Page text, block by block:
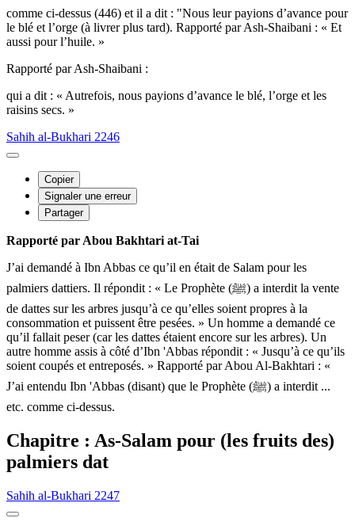
comme ci-dessus (446) et il a dit : "Nous leur payions d’avance pour
le blé et l’orge (à livrer plus tard). Rapporté par Ash-Shaibani : « Et
aussi pour l’huile. »
Rapporté par Ash-Shaibani :
qui a dit : « Autrefois, nous payions d’avance le blé, l’orge et les
raisins secs. »
Sahih al-Bukhari 2246
Copier
Signaler une erreur
Partager
Rapporté par Abou Bakhtari at-Tai
J’ai demandé à Ibn Abbas ce qu’il en était de Salam pour les
palmiers dattiers. Il répondit : « Le Prophète (ﷺ) a interdit la vente
de dattes sur les arbres jusqu’à ce qu’elles soient propres à la
consommation et puissent être pesées. » Un homme a demandé ce
qu’il fallait peser (car les dattes étaient encore sur les arbres). Un
autre homme assis à côté d’Ibn 'Abbas répondit : « Jusqu’à ce qu’ils
soient coupés et entreposés. » Rapporté par Abou Al-Bakhtari : «
J’ai entendu Ibn 'Abbas (disant) que le Prophète (ﷺ) a interdit ...
etc. comme ci-dessus.
Chapitre : As-Salam pour (les fruits des)
palmiers dat
Sahih al-Bukhari 2247